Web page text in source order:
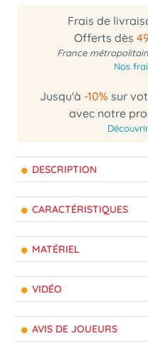
Frais de
Offerts dès
France
Nos
Jusqu'à -10% sur
avec notre
DESCRIPTION
CARACTÉRISTIQUES
MATÉRIEL
VIDÉO
AVIS DE JOUEURS